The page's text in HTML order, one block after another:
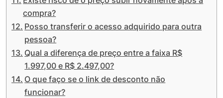
compra?
Posso transferir o acesso adquirido para outra
pessoa?
Qual a diferença de preço entre a faixa R$
1.997,00 e R$ 2.497,00?
O que faço se o link de desconto não
funcionar?